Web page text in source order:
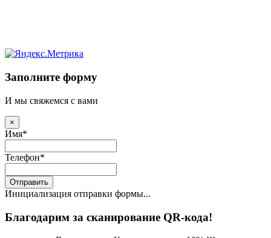
Заполните форму
И мы свяжемся с вами
×
Имя*
Телефон*
Отправить
Инициализация отправки формы...
Благодарим за сканирование QR-кода!